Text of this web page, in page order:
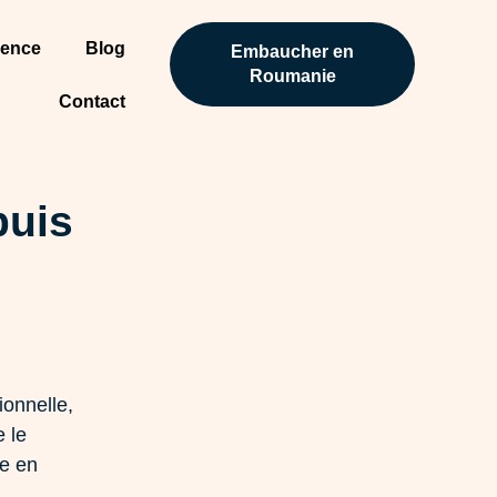
Blog
Contact
Embaucher en
Roumanie
le
en